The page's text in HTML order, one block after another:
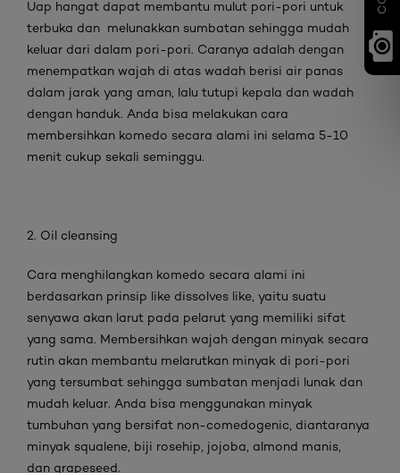
Uap hangat dapat membantu mulut pori-pori untuk
terbuka dan melunakkan sumbatan sehingga mudah
keluar dari dalam pori-pori. Caranya adalah dengan
menempatkan wajah di atas wadah berisi air panas
dalam jarak yang aman, lalu tutupi kepala dan wadah
dengan handuk. Anda bisa melakukan cara
membersihkan komedo secara alami ini selama 5-10
menit cukup sekali seminggu.
2. Oil cleansing
Cara menghilangkan komedo secara alami ini
berdasarkan prinsip like dissolves like, yaitu suatu
senyawa akan larut pada pelarut yang memiliki sifat
yang sama. Membersihkan wajah dengan minyak secara
rutin akan membantu melarutkan minyak di pori-pori
yang tersumbat sehingga sumbatan menjadi lunak dan
mudah keluar. Anda bisa menggunakan minyak
tumbuhan yang bersifat non-comedogenic, diantaranya
minyak squalene, biji rosehip, jojoba, almond manis,
dan grapeseed.